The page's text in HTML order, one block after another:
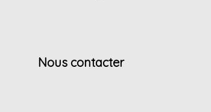
Nous contacter